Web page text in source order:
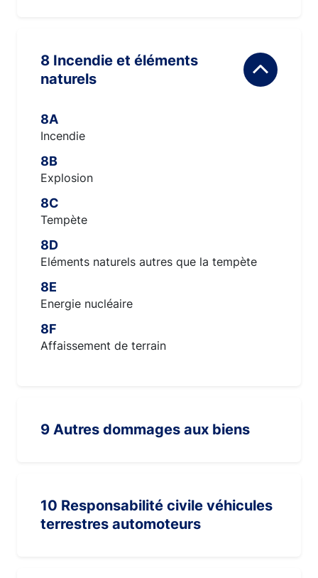
8 Incendie et éléments
naturels
8A
Incendie
8B
Explosion
8C
Tempète
8D
Eléments naturels autres que la tempète
8E
Energie nucléaire
8F
Affaissement de terrain
9 Autres dommages aux biens
10 Responsabilité civile véhicules
terrestres automoteurs